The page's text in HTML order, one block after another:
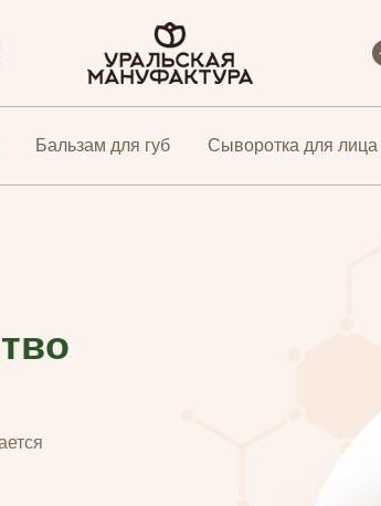
Сыворотка для лица
Бальзам для губ Сыворотка для лица
Бальзам для губ